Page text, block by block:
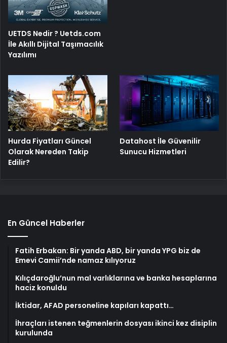
UETDS Nedir ? Uetds.com
İle Akıllı Dijital Taşımacılık
Yazılımı
Hurda Fiyatları Güncel
Olarak Nereden Takip
Edilir?
Datahost İle Güvenilir
Sunucu Hizmetleri
En Güncel Haberler
Fatih Erbakan: Bir yanda ABD, bir yanda YPG biz de
Emevi Camii’nde namaz kılıyoruz
Kılıçdaroğlu’nun mal varlıklarına ve banka hesaplarına
haciz konuldu
İktidar, AFAD personeline kapıları kapattı…
İhraçları istenen teğmenlerin dosyası ikinci kez disiplin
kurulunda